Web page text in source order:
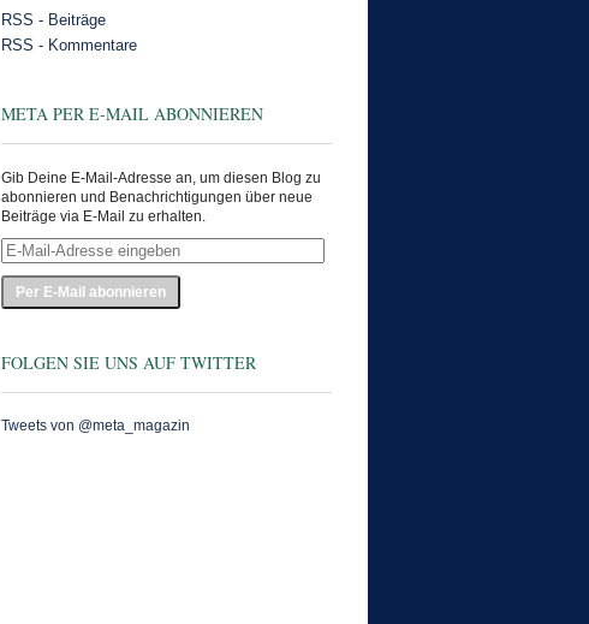
RSS - Beiträge
RSS - Kommentare
META PER E-MAIL ABONNIEREN
Gib Deine E-Mail-Adresse an, um diesen Blog zu
abonnieren und Benachrichtigungen über neue
Beiträge via E-Mail zu erhalten.
E-
Mail-
Adresse
eingeben
FOLGEN SIE UNS AUF TWITTER
Tweets von @meta_magazin